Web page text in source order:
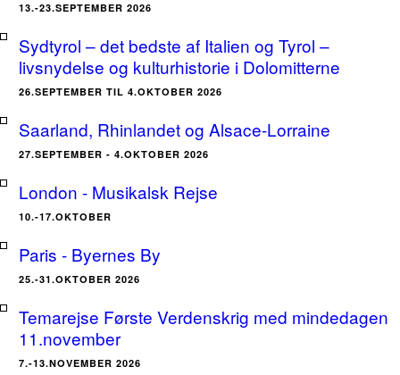
13.-23.SEPTEMBER 2026
Sydtyrol – det bedste af Italien og Tyrol –
livsnydelse og kulturhistorie i Dolomitterne
26.SEPTEMBER TIL 4.OKTOBER 2026
Saarland, Rhinlandet og Alsace-Lorraine
27.SEPTEMBER - 4.OKTOBER 2026
London - Musikalsk Rejse
10.-17.OKTOBER
Paris - Byernes By
25.-31.OKTOBER 2026
Temarejse Første Verdenskrig med mindedagen
11.november
7.-13.NOVEMBER 2026